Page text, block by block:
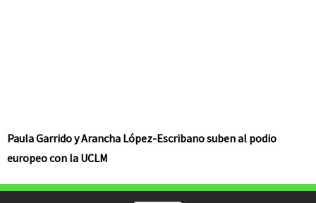
Paula Garrido y Arancha López-Escribano suben al podio
europeo con la UCLM